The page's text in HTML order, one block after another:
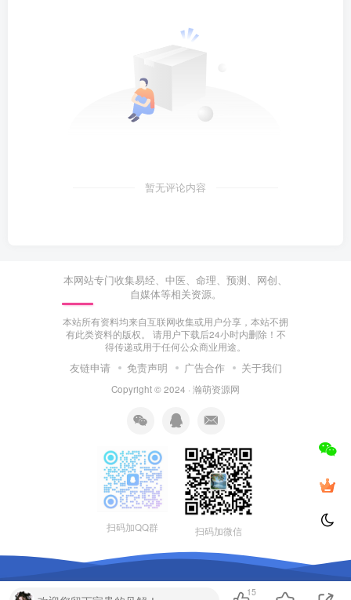
暂无评论内容
本网站专门收集易经、中医、命理、预测、网创、
自媒体等相关资源。
本站所有资料均来自互联网收集或用户分享，本站不拥
有此类资料的版权。 请用户下载后24小时内删除！不
得传递或用于任何公众商业用途。
友链申请 免责声明 广告合作 关于我们
Copyright © 2024 · 瀚萌资源网
扫码加QQ群 扫码加微信
15